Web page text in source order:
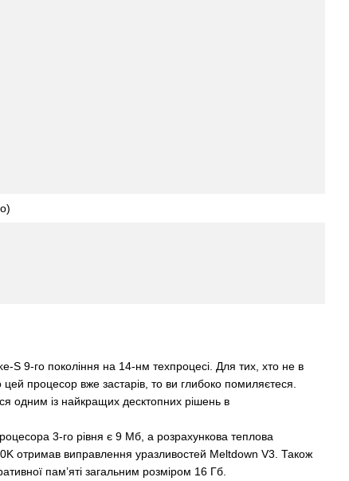
S 9-го покоління на 14-нм техпроцесі. Для тих, хто не в
процесор вже застарів, то ви глибоко помиляєтеся.
одним із найкращих десктопних рішень в
3-го рівня є 9 Мб, а розрахункова теплова
отримав виправлення уразливостей Meltdown V3. Також
пам’яті загальним розміром 16 Гб.